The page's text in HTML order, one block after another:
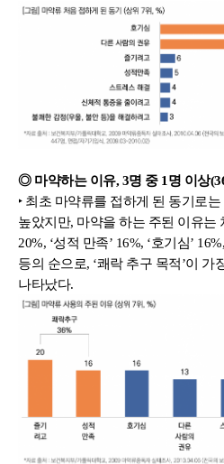
◎ 마약하는 이유, 3명 중 1명 이상
‣ 최초 마약류를 접하게 된 동기로
높았지만, 마약을 하는 주된 이유는
20%, ‘성적 만족’ 16%, ‘호기심’
등의 순으로, ‘쾌락 추구 목적’이 가
나타났다.